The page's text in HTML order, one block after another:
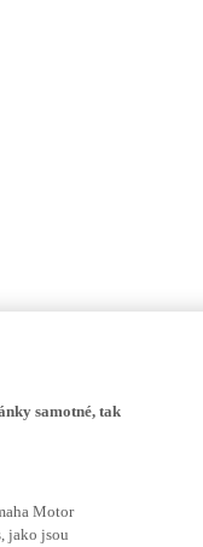
samotné, tak
Motor
jako jsou